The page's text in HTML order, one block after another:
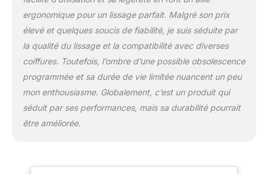
de 2,7m - voltage
universel - embout de
protection.
ergonomique pour un lissage parfait. Malgré son prix
élevé et quelques soucis de fiabilité, je suis séduite par
la qualité du lissage et la compatibilité avec diverses
coiffures. Toutefois, l’ombre d’une possible obsolescence
programmée et sa durée de vie limitée nuancent un peu
mon enthousiasme. Globalement, c’est un produit qui
séduit par ses performances, mais sa durabilité pourrait
être améliorée.